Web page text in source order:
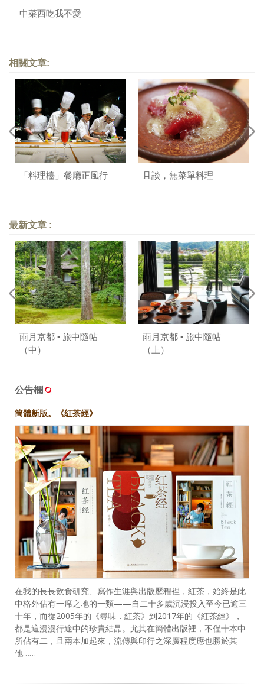
中菜西吃我不愛
相關文章:
「料理檯」餐廳正風行 且談，無菜單料理
最新文章 :
雨月京都 • 旅中隨帖
（中）
雨月京都 • 旅中隨帖
（上）
公告欄
簡體新版。《紅茶經》
在我的長長飲食研究、寫作生涯與出版歷程裡，紅茶，始終是此
中格外佔有一席之地的一類——自二十多歲沉浸投入至今已逾三
十年，而從2005年的《尋味．紅茶》到2017年的《紅茶經》，
都是這漫漫行途中的珍貴結晶。尤其在簡體出版裡，不僅十本中
所佔有二，且兩本加起來，流傳與印行之深廣程度應也勝於其
他……